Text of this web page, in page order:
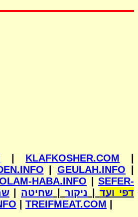
KLAFKOSHER.COM
|GEULAH.INFO
HABA.INFO |SEFER-
| שחיטה |ניקור |דפי ועד
TREIFMEAT.COM